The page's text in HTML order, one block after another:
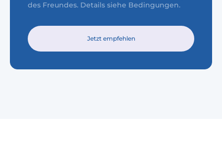
des Freundes. Details siehe Bedingungen.
Jetzt empfehlen